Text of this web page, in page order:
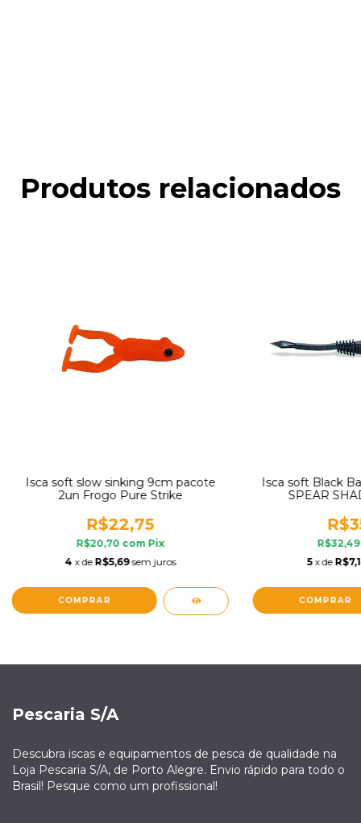
Produtos relacionados
Isca soft slow sinking 9cm pacote
2un Frogo Pure Strike
R$22,75
R$20,70 com Pix
4 x de R$5,69 sem juros
COMPRAR
Isca soft Black
SPEAR
5 x de
COMPRAR
Pescaria S/A
Descubra iscas e equipamentos de pesca de qualidade na
Loja Pescaria S/A, de Porto Alegre. Envio rápido para todo o
Brasil! Pesque como um profissional!